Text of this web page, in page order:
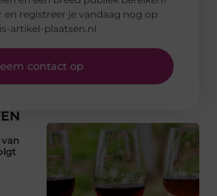
en registreer je vandaag nog op
artikel-plaatsen.nl
contact op